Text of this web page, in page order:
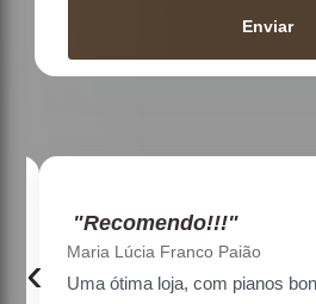
Enviar
"Recomendo!!!"
Maria Lúcia Franco Paião
Uma ótima loja, com pianos
‹